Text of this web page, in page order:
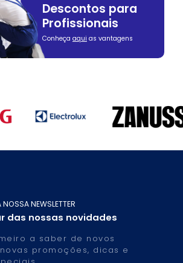
Descontos para
Profissionais
Conheça aqui as vantagens
NEWSLETTER
das nossas novidades
a saber de novos
promoções, dicas e